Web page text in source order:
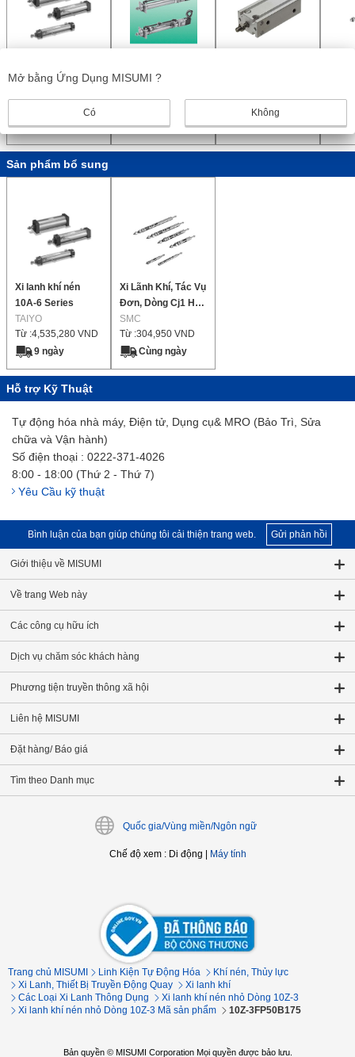
10A-6 Series
VND
9 ngày
có van Sê-ri CKV2
23 ngày
1,073,891
Cùng ngày
Sản phẩm bổ sung
Xi lanh khí nén
10A-6 Series
TAIYO
Từ :4,535,280 VND
9 ngày
Xi Lãnh Khí, Tác Vụ
Đơn, Dòng Cj1 Hồi
Hương
SMC
Từ :304,950 VND
Cùng ngày
Hỗ trợ Kỹ Thuật
Tự động hóa nhà máy, Điện tử, Dụng cụ& MRO (Bảo Trì, Sửa
chữa và Vận hành)
Số điện thoại : 0222-371-4026
8:00 - 18:00 (Thứ 2 - Thứ 7)
Yêu Cầu kỹ thuật
Bình luận của bạn giúp chúng tôi cải thiện trang web. Gửi phản hồi
Giới thiệu về MISUMI
Về trang Web này
Các công cụ hữu ích
Dịch vụ chăm sóc khách hàng
Phương tiện truyền thông xã hội
Liên hệ MISUMI
Đặt hàng/ Báo giá
Tìm theo Danh mục
Quốc gia/Vùng miền/Ngôn ngữ
Chế độ xem: Di động Máy tính
Trang chủ MISUMI Linh Kiện Tự Động Hóa
Khí nén, Thủy lực
Xi Lanh, Thiết Bị Truyền Động Quay
Xi lanh khí
Các Loại Xi Lanh Thông Dụng
Xi lanh khí nén nhỏ Dòng 10Z-3
Xi lanh khí nén nhỏ Dòng 10Z-3 Mã sản phẩm
10Z-3FP50B175
Bản quyền © MISUMI Corporation Mọi quyền được bảo lưu.
Mở bằng Ứng Dụng MISUMI ?
Có Không